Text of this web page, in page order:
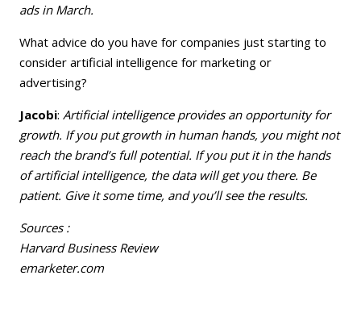
ads in March.
What advice do you have for companies just starting to
consider artificial intelligence for marketing or
advertising?
Jacobi: Artificial intelligence provides an opportunity for
growth. If you put growth in human hands, you might not
reach the brand’s full potential. If you put it in the hands
of artificial intelligence, the data will get you there. Be
patient. Give it some time, and you’ll see the results.
Sources :
Harvard Business Review
emarketer.com